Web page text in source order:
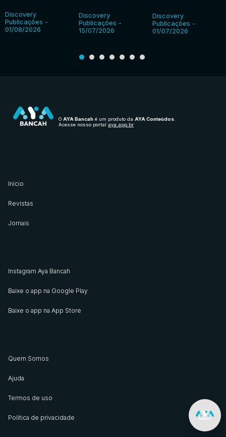
Discovery
Publicações -
01/08/2026
Discovery
Publicações -
15/07/2026
Discovery
Publicações -
01/07/2026
O AYA Bancah é um produto da AYA Conteúdos
Acesse nosso portal aya.app.br
Início
Revistas
Jornais
Instagram Aya Bancah
Baixe o app na Google Play
Baixe o app na App Store
Quem Somos
Ajuda
Termos de uso
Política de privacidade